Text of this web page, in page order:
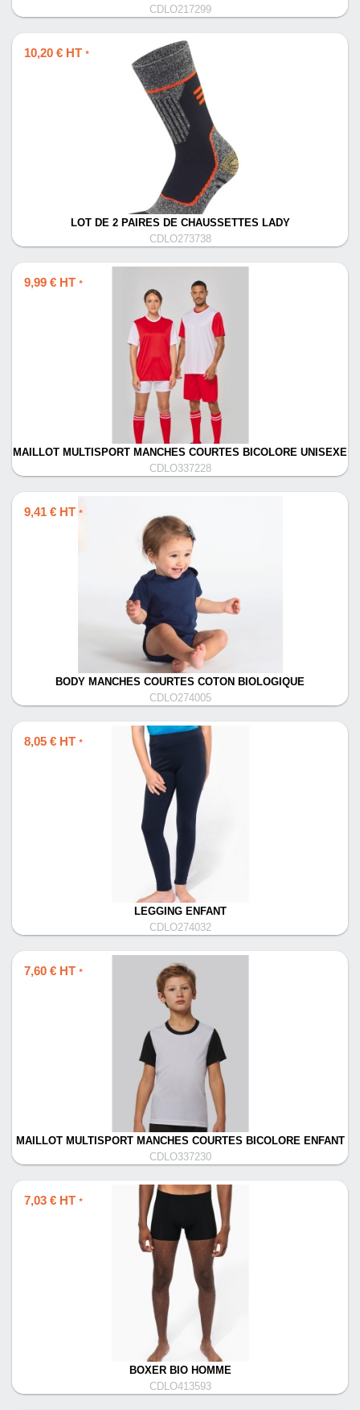
CDLO217299
10,20 € HT *
LOT DE 2 PAIRES DE CHAUSSETTES LADY
CDLO273738
9,99 € HT *
MAILLOT MULTISPORT MANCHES COURTES BICOLORE UNISEXE
CDLO337228
9,41 € HT *
BODY MANCHES COURTES COTON BIOLOGIQUE
CDLO274005
8,05 € HT *
LEGGING ENFANT
CDLO274032
7,60 € HT *
MAILLOT MULTISPORT MANCHES COURTES BICOLORE ENFANT
CDLO337230
7,03 € HT *
BOXER BIO HOMME
CDLO413593